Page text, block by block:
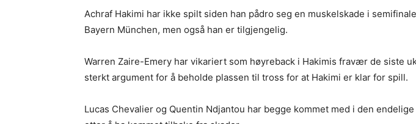
Achraf Hakimi har ikke spilt siden han pådro seg en muskelskade i
Bayern München, men også han er tilgjengelig.
Warren Zaire-Emery har vikariert som høyreback i Hakimis fravær de siste
sterkt argument for å beholde plassen til tross for at Hakimi er klar for spill.
Lucas Chevalier og Quentin Ndjantou har begge kommet med i den